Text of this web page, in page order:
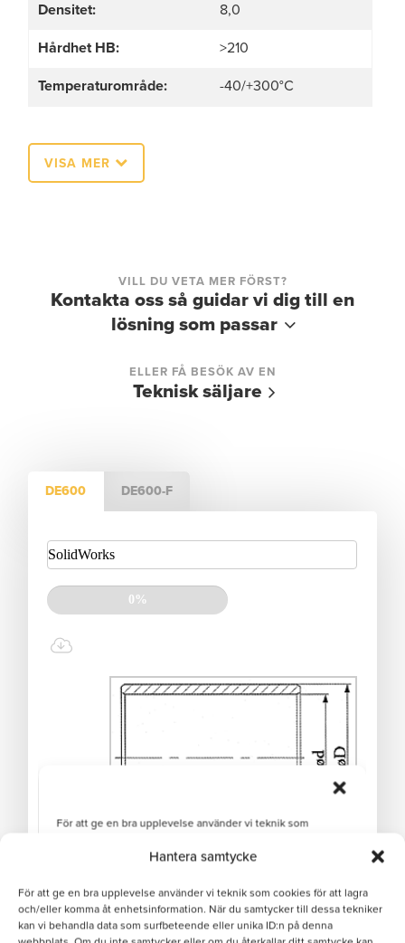
Hantera samtycke
För att ge en bra upplevelse använder vi teknik som cookies för att lagra
och/eller komma åt enhetsinformation. När du samtycker till dessa tekniker
kan vi behandla data som surfbeteende eller unika ID:n på denna
Densitet: 8,0
Hårdhet HB: >210
Temperaturområde: -40/+300°C
VISA MER
VILL DU VETA MER FÖRST?
Kontakta oss så guidar vi dig till en
lösning som passar
ELLER FÅ BESÖK AV EN
Teknisk säljare
DE600 DE600-F